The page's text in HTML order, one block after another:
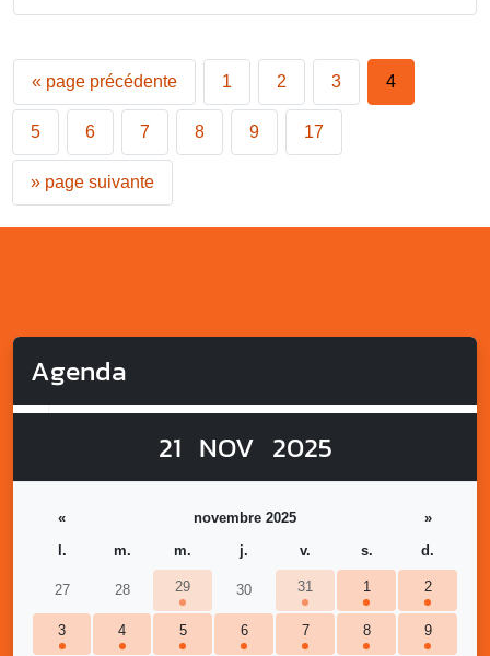
« page précédente 1 2 3 4
5 6 7 8 9 17
» page suivante
Agenda
21 NOV 2025
« novembre 2025
»
l.
m. m. j. v. s. d.
27 28 29 30 31 1 2
3 4 5 6 7 8 9